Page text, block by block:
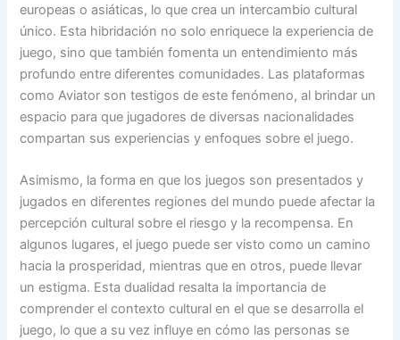
europeas o asiáticas, lo que crea un intercambio cultural
único. Esta hibridación no solo enriquece la experiencia de
juego, sino que también fomenta un entendimiento más
profundo entre diferentes comunidades. Las plataformas
como Aviator son testigos de este fenómeno, al brindar un
espacio para que jugadores de diversas nacionalidades
compartan sus experiencias y enfoques sobre el juego.
Asimismo, la forma en que los juegos son presentados y
jugados en diferentes regiones del mundo puede afectar la
percepción cultural sobre el riesgo y la recompensa. En
algunos lugares, el juego puede ser visto como un camino
hacia la prosperidad, mientras que en otros, puede llevar
un estigma. Esta dualidad resalta la importancia de
comprender el contexto cultural en el que se desarrolla el
juego, lo que a su vez influye en cómo las personas se